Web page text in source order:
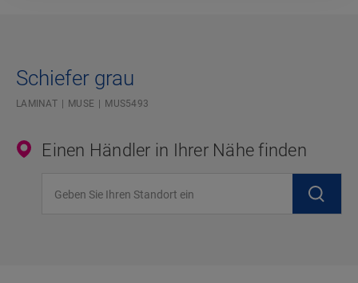
Schiefer grau
LAMINAT MUSE MUS5493
Einen Händler in Ihrer Nähe finden